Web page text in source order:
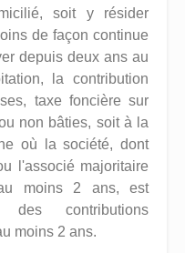
soit y résider
de façon continue
depuis deux ans au
la contribution
taxe foncière sur
non bâties, soit à la
où la société, dont
l'associé majoritaire
moins 2 ans, est
contributions
moins 2 ans.